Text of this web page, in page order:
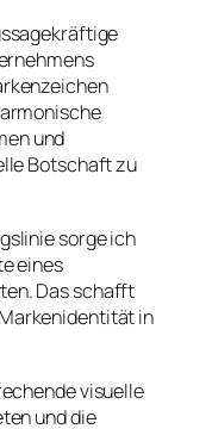
und
Botschaft zu
sorge ich
eines
Das schafft
in
visuelle
und die